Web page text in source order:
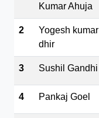
Kumar Ahuja
2
Yogesh kumar
dhir
3 Sushil Gandhi
4 Pankaj Goel